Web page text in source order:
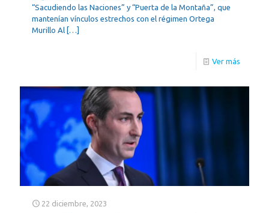
“Sacudiendo las Naciones” y “Puerta de la Montaña”, que
mantenían vínculos estrechos con el régimen Ortega
Murillo Al […]
Ver más
22 diciembre, 2023